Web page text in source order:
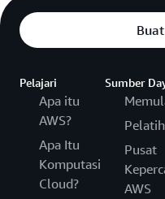
Pelajari
Apa itu
AWS?
Apa Itu
Komputasi
Cloud?
Sumber
Pusat
AWS